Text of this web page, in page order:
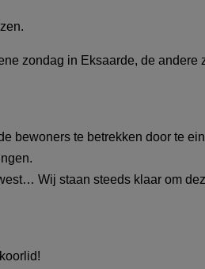
zondag in Eksaarde, de andere
bewoners te betrekken door te
Wij staan steeds klaar om